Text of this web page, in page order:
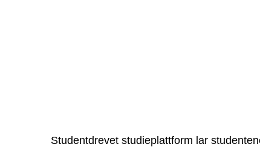
Studentdrevet studieplattform lar